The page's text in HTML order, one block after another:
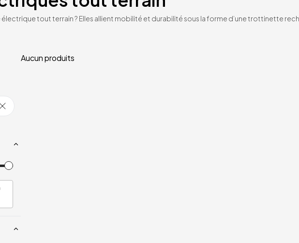
tout terrain ? Elles allient mobilité et durabilité sous la forme d’une trottinette
Aucun produits